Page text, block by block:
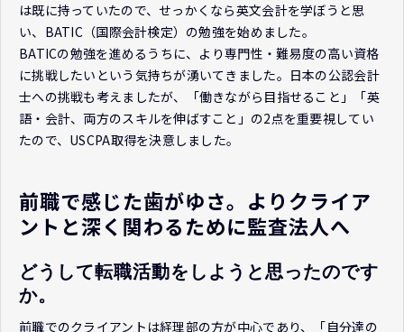
は既に持っていたので、せっかくなら英文会計を学ぼうと思
い、BATIC（国際会計検定）の勉強を始めました。
BATICの勉強を進めるうちに、より専門性・難易度の高い資格
に挑戦したいという気持ちが湧いてきました。日本の公認会計
士への挑戦も考えましたが、「働きながら目指せること」「英
語・会計、両方のスキルを伸ばすこと」の2点を重要視してい
たので、USCPA取得を決意しました。
前職で感じた歯がゆさ。よりクライア
ントと深く関わるために監査法人へ
どうして転職活動をしようと思ったのです
か。
前職でのクライアントは経理部の方が中心であり、「自分達の